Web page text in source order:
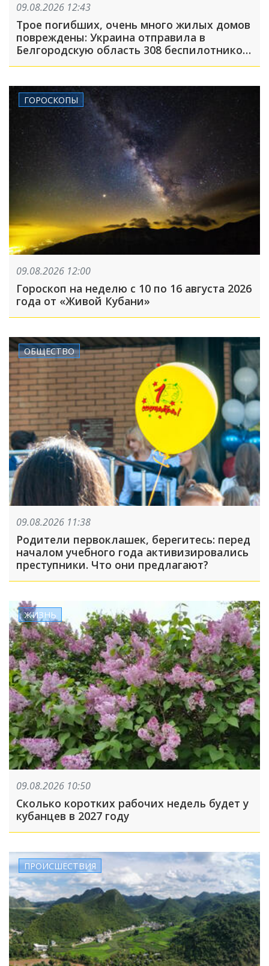
09.08.2026 12:43
Трое погибших, очень много жилых домов
повреждены: Украина отправила в
Белгородскую область 308 беспилотников,
ГОРОСКОПЫ
09.08.2026 12:00
Гороскоп на неделю с 10 по 16 августа 2026
года от «Живой Кубани»
ОБЩЕСТВО
09.08.2026 11:38
Родители первоклашек, берегитесь: перед
началом учебного года активизировались
преступники. Что они предлагают?
ЖИЗНЬ
09.08.2026 10:50
Сколько коротких рабочих недель будет у
кубанцев в 2027 году
ПРОИСШЕСТВИЯ